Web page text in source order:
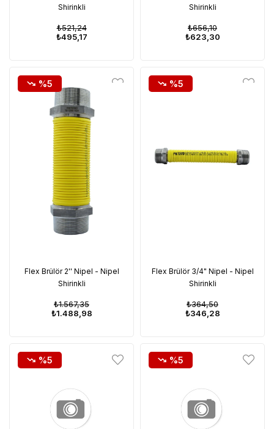
Shirinkli
₺495,17
₺521,24
Shirinkli
₺623,30
₺656,10
Flex Brülör 2'' Nipel - Nipel
Shirinkli
₺1.488,98
₺1.567,35
%5
Flex Brülör 3/4" Nipel - Nipel
Shirinkli
₺346,28
₺364,50
%5
%5 %5